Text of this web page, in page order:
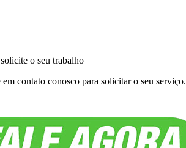
o seu trabalho
contato conosco para solicitar o seu serviço.